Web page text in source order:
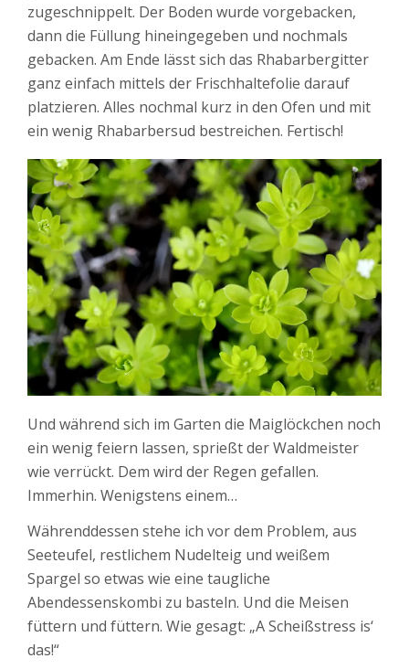
zugeschnippelt. Der Boden wurde vorgebacken,
dann die Füllung hineingegeben und nochmals
gebacken. Am Ende lässt sich das Rhabarbergitter
ganz einfach mittels der Frischhaltefolie darauf
platzieren. Alles nochmal kurz in den Ofen und mit
ein wenig Rhabarbersud bestreichen. Fertisch!
Und während sich im Garten die Maiglöckchen noch
ein wenig feiern lassen, sprießt der Waldmeister
wie verrückt. Dem wird der Regen gefallen.
Immerhin. Wenigstens einem…
Währenddessen stehe ich vor dem Problem, aus
Seeteufel, restlichem Nudelteig und weißem
Spargel so etwas wie eine taugliche
Abendessenskombi zu basteln. Und die Meisen
füttern und füttern. Wie gesagt: „A Scheißstress is‘
das!“